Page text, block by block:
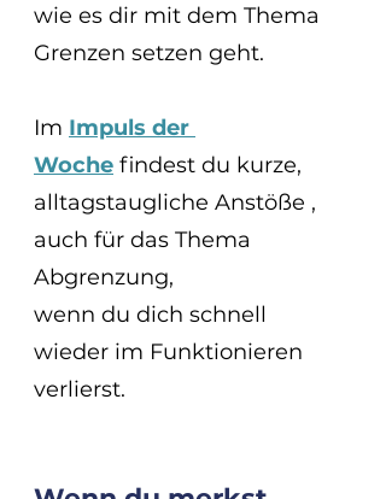
wie es dir mit dem Thema
Grenzen setzen geht.
Im Impuls der
Woche findest du kurze,
alltagstaugliche Anstöße ,
auch für das Thema
Abgrenzung,
wenn du dich schnell
wieder im Funktionieren
verlierst.